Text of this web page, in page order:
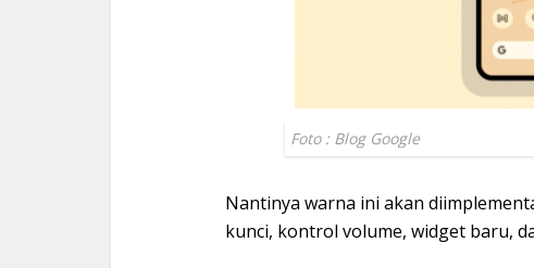
Foto : Blog Google
Nantinya warna ini akan
kunci, kontrol volume, widget baru,